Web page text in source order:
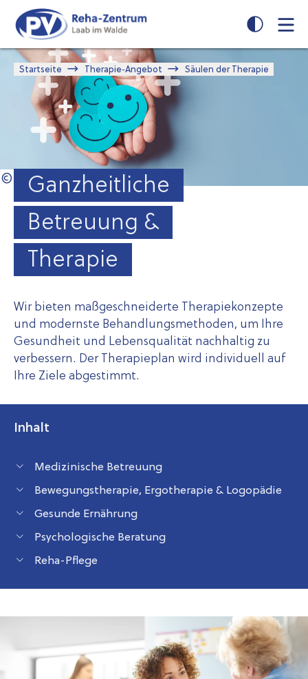
Seiteninhalt
springen
Navigation
springen
Startseite Therapie-Angebot Säulen der Therapie
Ganzheitliche
Betreuung &
Therapie
Wir bieten maßgeschneiderte Therapiekonzepte
und modernste Behandlungsmethoden, um Ihre
Gesundheit und Lebensqualität nachhaltig zu
verbessern. Der Therapieplan wird individuell auf
Ihre Ziele abgestimmt.
Inhalt
Medizinische Betreuung
Bewegungstherapie, Ergotherapie & Logopädie
Gesunde Ernährung
Psychologische Beratung
Reha-Pflege